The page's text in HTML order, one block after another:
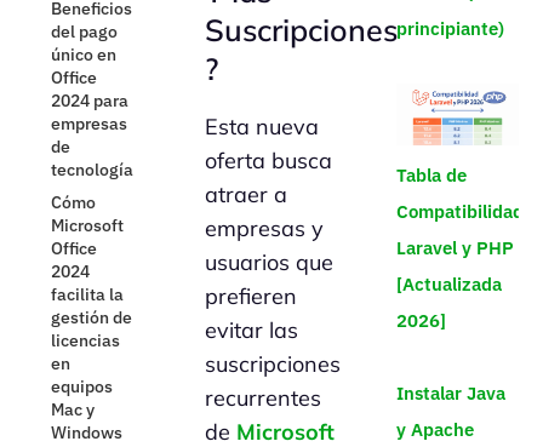
Windows
y Mac
La Carga
Administrativa
La experiencia
de
Hosting.com.pe:
Office 2024
como aliado en
la productividad
La
productividad
y los años
Modelo
de pago
unico
por
Licencia
Y en la interna
administrativa?
Flexibilidad
para
Conclusión:
¿Es
Microsoft
Office 2024
la mejor
opción para
Suscripciones
?
Esta nueva
oferta busca
atraer a
empresas y
usuarios que
prefieren
evitar las
suscripciones
recurrentes
de Microsoft
principiante)
Tabla de
Compatibilidad
Laravel y PHP
[Actualizada
2026]
Instalar Java
y Apache